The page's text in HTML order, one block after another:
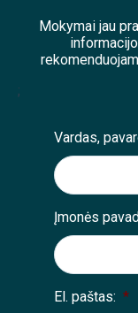
Mokymai jau
;
Vardas,
Įmonės
El. paštas: *